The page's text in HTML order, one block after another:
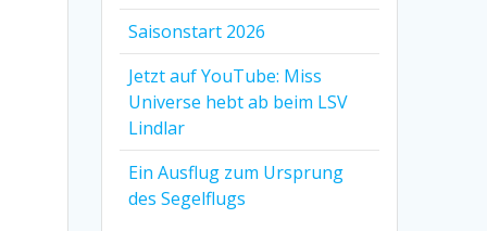
Saisonstart 2026
Jetzt auf YouTube: Miss
Universe hebt ab beim LSV
Lindlar
Ein Ausflug zum Ursprung
des Segelflugs